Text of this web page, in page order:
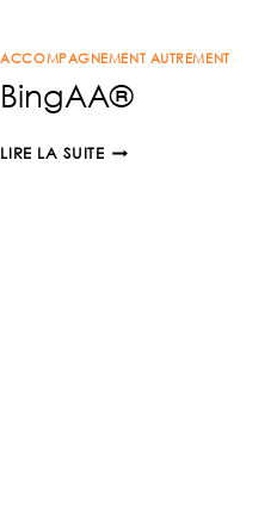
ACCOMPAGNEMENT AUTREMENT
BingAA®
LIRE LA SUITEBINGAA®